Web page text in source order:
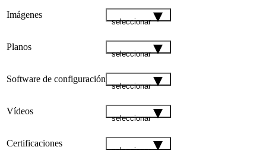
Imágenes
seleccionar
Planos
seleccionar
Software de configuración
seleccionar
Vídeos
seleccionar
Certificaciones